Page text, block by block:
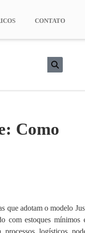
CONTATO
Como
que adotam o modelo
com estoques mínimos
logísticos